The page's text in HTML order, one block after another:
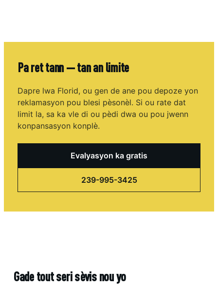
Pa ret tann — tan an limite
Dapre lwa Florid, ou gen de ane pou depoze yon
reklamasyon pou blesi pèsonèl. Si ou rate dat
limit la, sa ka vle di ou pèdi dwa ou pou jwenn
konpansasyon konplè.
Evalyasyon ka gratis
239-995-3425
Gade tout seri sèvis nou yo